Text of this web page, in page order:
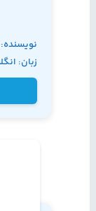
Caffrey
زبان: